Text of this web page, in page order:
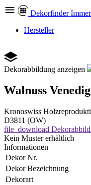
Dekorfinder
Hersteller
Dekorabbildung anzeigen
Walnuss Venedig
Kronoswiss
D3811 (OW)
file_download
Kein Muster erhältlich
Informationen
Dekor Nr.
Dekor Bezeichnung
Dekorart